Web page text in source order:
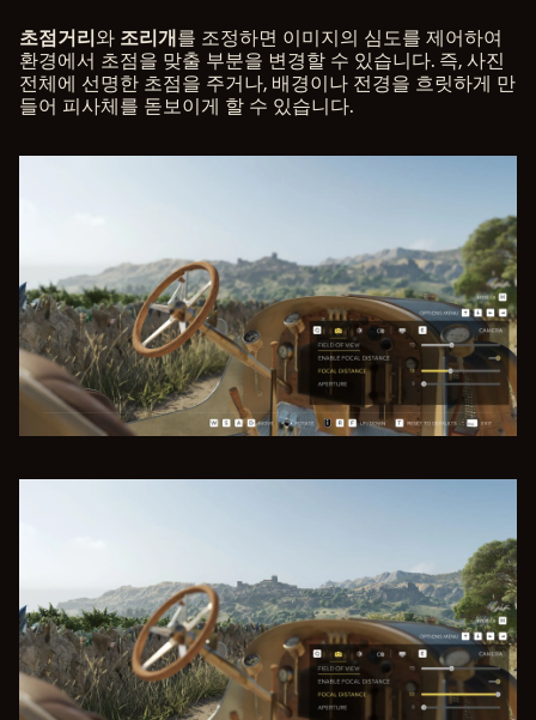
초점거리와 조리개를 조정하면 이미지의 심도를 제어하여
환경에서 초점을 맞출 부분을 변경할 수 있습니다. 즉, 사진
전체에 선명한 초점을 주거나, 배경이나 전경을 흐릿하게 만
들어 피사체를 돋보이게 할 수 있습니다.